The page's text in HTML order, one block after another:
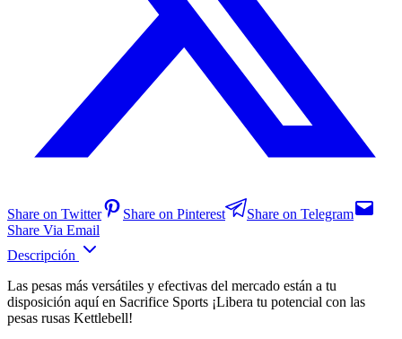
Share on Twitter Share on Pinterest
Share on Telegram
Share Via Email
Descripción
Las pesas más versátiles y efectivas del mercado están a tu
disposición aquí en Sacrifice Sports ¡Libera tu potencial con las
pesas rusas Kettlebell!